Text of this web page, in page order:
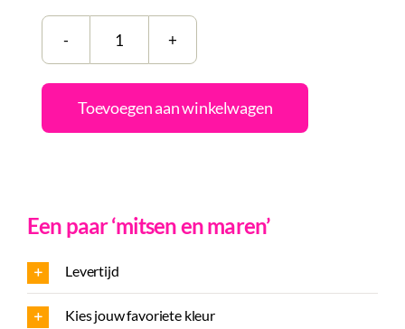
Tegeltje
Zelf
samenstellen
aantal
Toevoegen aan winkelwagen
Een paar ‘mitsen en maren’
Levertijd
Kies jouw favoriete kleur